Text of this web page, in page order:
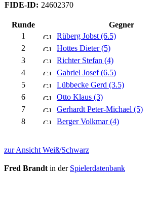
FIDE-ID: 24602370
Runde Gegner
1
Rüberg Jobst (6.5)
2
Hottes Dieter (5)
3
Richter Stefan (4)
4
Gabriel Josef (6.5)
5
Lübbecke Gerd (3.5)
6
Otto Klaus (3)
7
Gerhardt Peter-Michael (5)
8
Berger Volkmar (4)
zur Ansicht Weiß/Schwarz
Fred Brandt in der Spielerdatenbank